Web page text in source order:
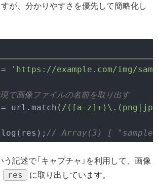
が、分かりやすさを優先して簡略化し
'https://example.com/img/
画像ファイルの名前を取り出す
url.match( /([a-
// Array(3) [
う記述で「キャプチャ」を利用して、画像
res に取り出しています。